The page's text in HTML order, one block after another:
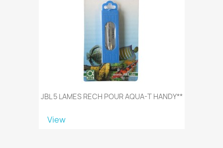
JBL 5 LAMES RECH POUR AQUA-T HANDY**
View